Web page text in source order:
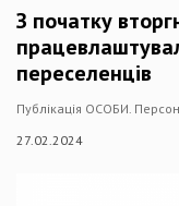
З початку
переселенців
Публікація ОСОБИ.
27.02.2024